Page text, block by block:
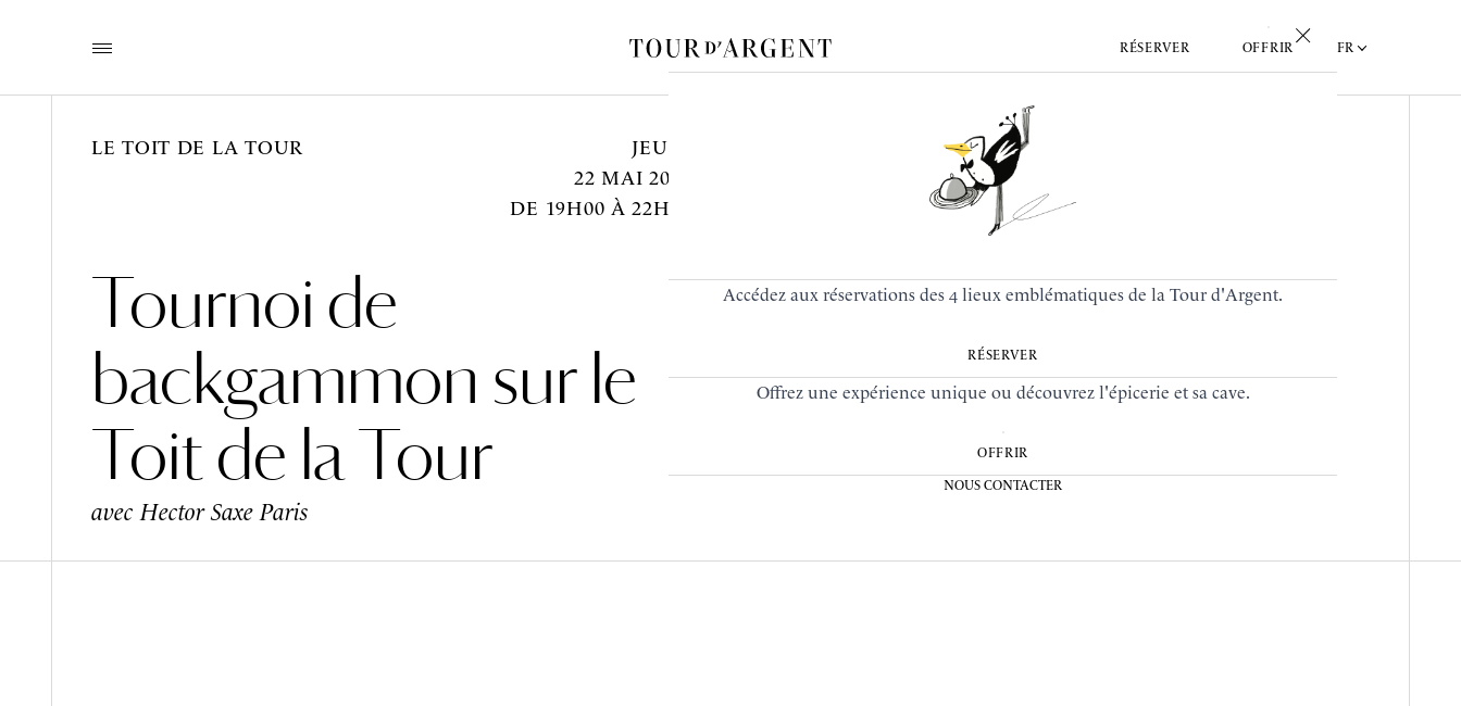
Accédez aux réservations des 4 lieux emblématiques de la Tour d'Argent.
Offrez une expérience unique ou découvrez l'épicerie et sa cave.
NOUS CONTACTER
ÉVÉNEMENTS
FR
LE TOIT DE LA TOUR
JEUDI
22 MAI 2025
DE 19H00 À 22H00
Tournoi de
backgammon sur le
Toit de la Tour
avec Hector Saxe Paris